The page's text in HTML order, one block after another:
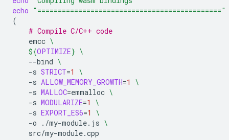
echo "============================================="
(
# Compile C/C++ code
emcc \
${OPTIMIZE} \
--bind \
-s STRICT=1
\
-s ALLOW_MEMORY_GROWTH=1
\
-s MALLOC=emmalloc \
-s MODULARIZE=1
\
-s EXPORT_ES6=1
\
-o
./my-module.js \
src/my-module.cpp